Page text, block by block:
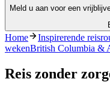
Meld u aan voor een
Home Inspirerende
wekenBritish Columbia &
Reis zonder